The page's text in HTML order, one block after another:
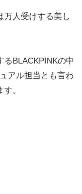
万人受けする美し
BLACKPINKの中
アル担当とも言わ
。